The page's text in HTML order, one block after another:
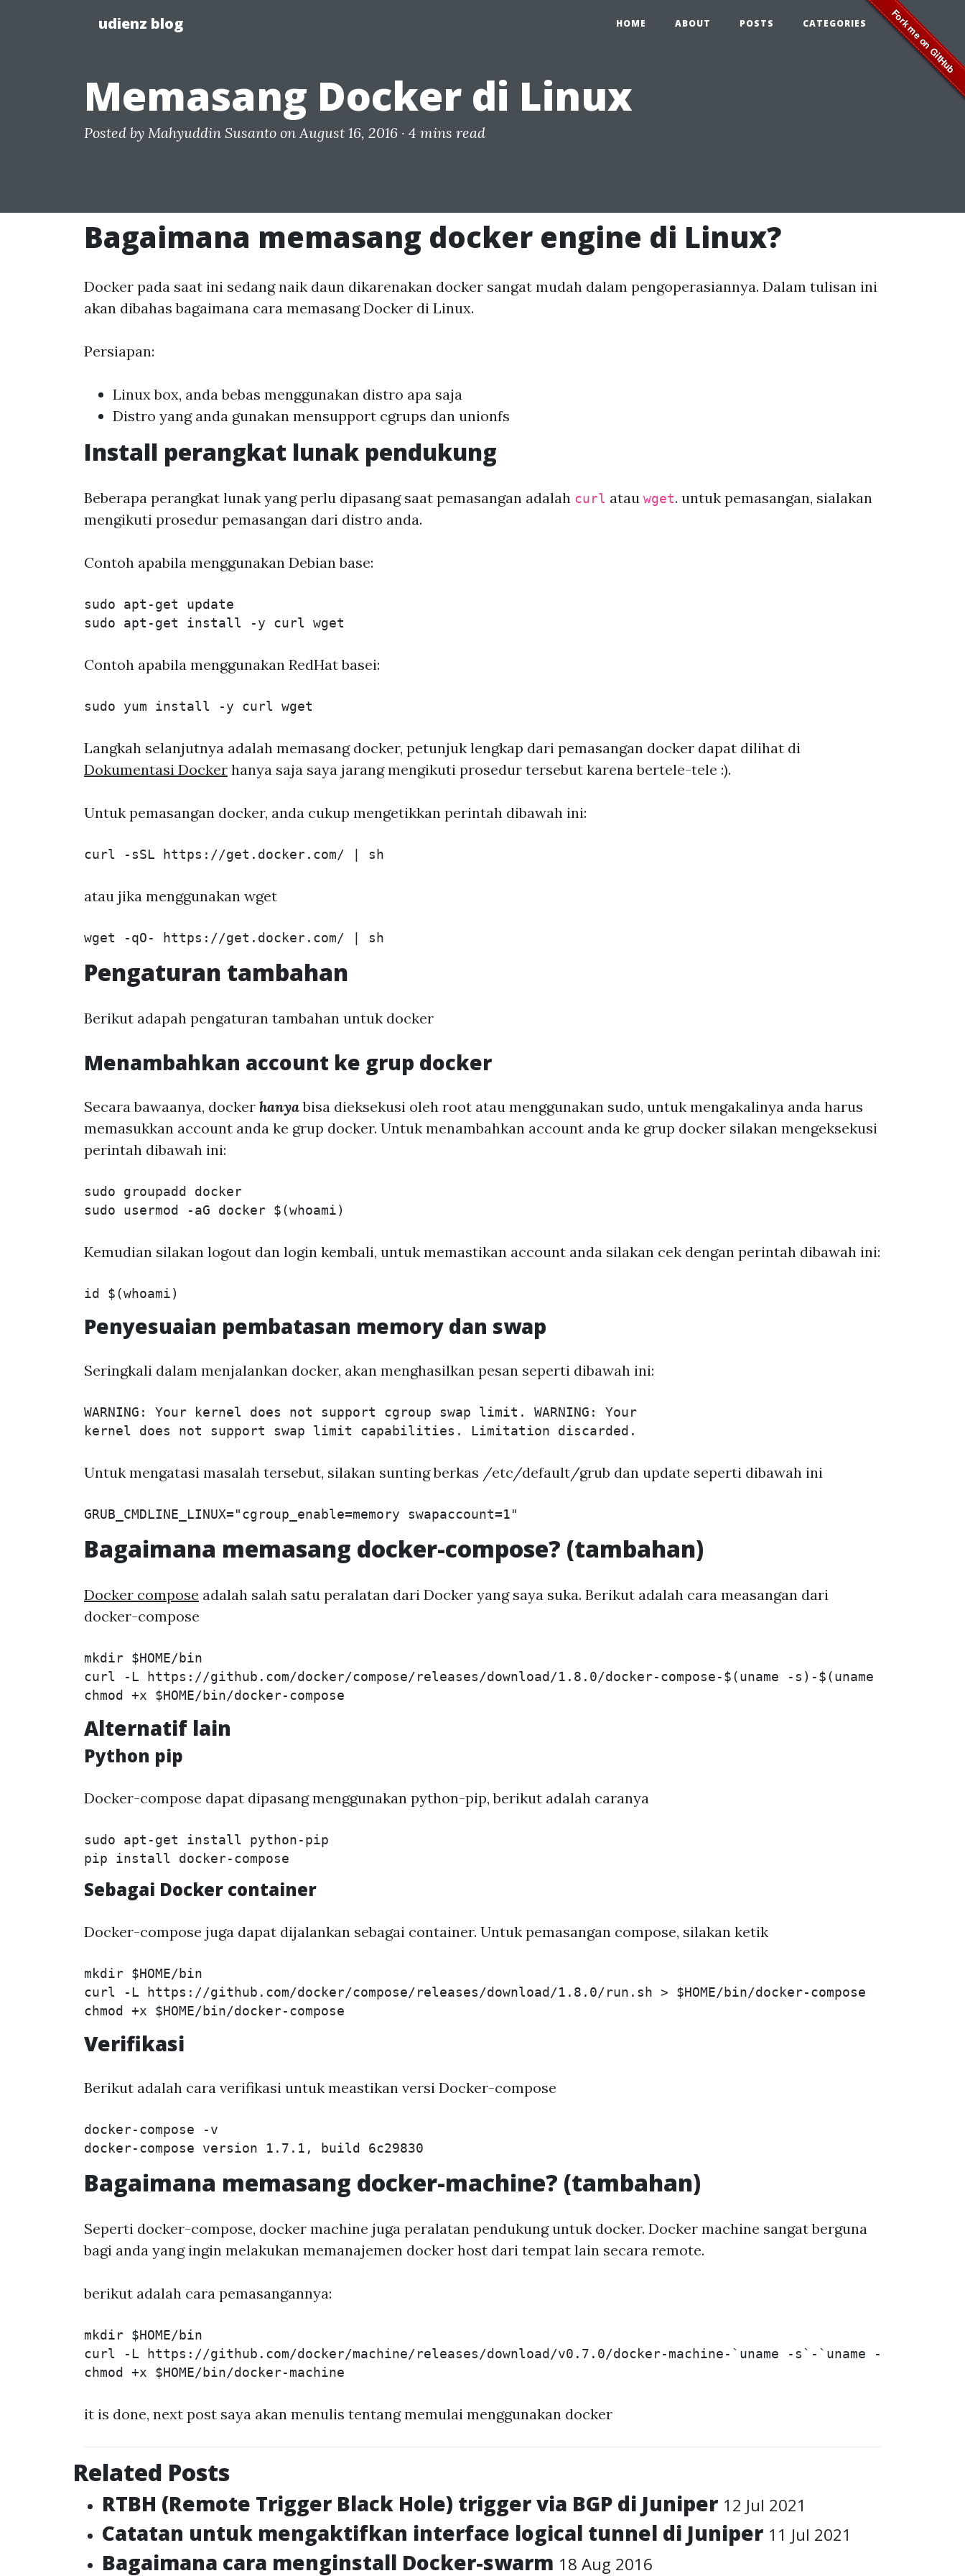
udienz blog HOME ABOUT POSTS CATEGORIES
Memasang Docker di Linux
Posted by Mahyuddin Susanto on August 16, 2016 · 4 mins read
Bagaimana memasang docker engine di Linux?
Docker pada saat ini sedang naik daun dikarenakan docker sangat mudah dalam pengoperasiannya. Dalam tulisan ini
akan dibahas bagaimana cara memasang Docker di Linux.
Persiapan:
Linux box, anda bebas menggunakan distro apa saja
Distro yang anda gunakan mensupport cgrups dan unionfs
Install perangkat lunak pendukung
Beberapa perangkat lunak yang perlu dipasang saat pemasangan adalah curl atau wget. untuk pemasangan, sialakan
mengikuti prosedur pemasangan dari distro anda.
Contoh apabila menggunakan Debian base:
sudo
sudo apt-get install -y
Contoh apabila menggunakan RedHat basei:
sudo yum install -y
Langkah selanjutnya adalah memasang docker, petunjuk lengkap dari pemasangan docker dapat dilihat di
Dokumentasi Docker hanya saja saya jarang mengikuti prosedur tersebut karena bertele-tele :).
Untuk pemasangan docker, anda cukup mengetikkan perintah dibawah ini:
atau jika menggunakan wget
Pengaturan tambahan
Berikut adapah pengaturan tambahan untuk docker
Menambahkan account ke grup docker
Secara bawaanya, docker hanyabisa dieksekusi oleh root atau menggunakan sudo, untuk mengakalinya anda harus
memasukkan account anda ke grup docker. Untuk menambahkan account anda ke grup docker silakan mengeksekusi
perintah dibawah ini:
sudo groupadd docker
Kemudian silakan logout dan login kembali, untuk memastikan account anda silakan cek dengan perintah dibawah ini:
Penyesuaian pembatasan memory dan swap
Seringkali dalam menjalankan docker, akan menghasilkan pesan seperti dibawah ini:
WARNING: Your kernel does not support cgroup swap limit. WARNING: Your
Untuk mengatasi masalah tersebut, silakan sunting berkas /etc/default/grub dan update seperti dibawah ini
Bagaimana memasang docker-compose? (tambahan)
Docker compose adalah salah satu peralatan dari Docker yang saya suka. Berikut adalah cara measangan dari
docker-compose
mkdir $HOME/bin
curl
-L https://github.com/docker/compose/releases/download/1.8.0/docker-compose- $( uname -s ) - $( uname
chmod
+x $HOME
Alternatif lain
Python pip
Docker-compose dapat dipasang menggunakan python-pip, berikut adalah caranya
sudo apt-get install python-pip
pip install
Sebagai Docker container
Docker-compose juga dapat dijalankan sebagai container. Untuk pemasangan compose, silakan ketik
mkdir $HOME/bin
curl
-L https://github.com/docker/compose/releases/download/1.8.0/run.sh > $HOME
chmod
+x $HOME
Verifikasi
Berikut adalah cara verifikasi untuk meastikan versi Docker-compose
docker-compose
-v
Bagaimana memasang docker-machine? (tambahan)
Seperti docker-compose, docker machine juga peralatan pendukung untuk docker. Docker machine sangat berguna
bagi anda yang ingin melakukan memanajemen docker host dari tempat lain secara remote.
berikut adalah cara pemasangannya:
mkdir $HOME/bin
curl
-L https://github.com/docker/machine/releases/download/v0.7.0/docker-machine- ` uname -s ` - ` uname -m
chmod
+x $HOME
it is done, next post saya akan menulis tentang memulai menggunakan docker
Related Posts
RTBH (Remote Trigger Black Hole) trigger via BGP di Juniper 12 Jul 2021
Catatan untuk mengaktifkan interface logical tunnel di Juniper 11 Jul 2021
Bagaimana cara menginstall Docker-swarm 18 Aug 2016